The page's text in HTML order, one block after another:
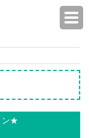
ン★